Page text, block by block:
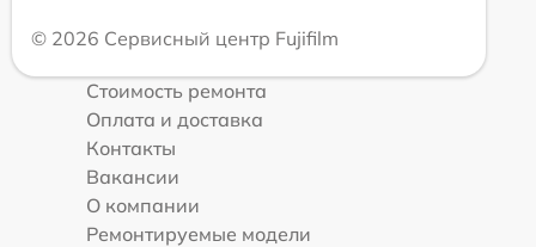
© 2026 Сервисный центр Fujifilm
Стоимость ремонта
Оплата и доставка
Контакты
Вакансии
О компании
Ремонтируемые модели